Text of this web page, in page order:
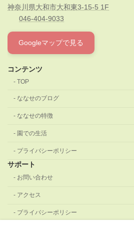
神奈川県大和市大和東3-15-5 1F
046-404-9033
Googleマップで見る
コンテンツ
TOP
ななせのブログ
ななせの特徴
園での生活
プライバシーポリシー
サポート
お問い合わせ
アクセス
プライバシーポリシー
Copyright © よつばベビーななせ